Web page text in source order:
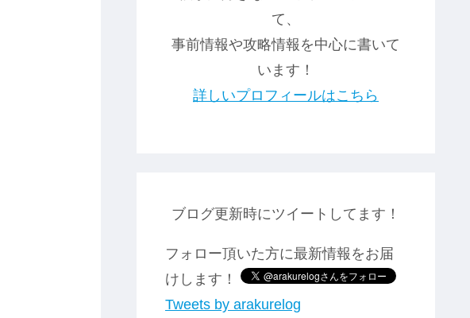
て、
事前情報や攻略情報を中心に書いて
います！
詳しいプロフィールはこちら
ブログ更新時にツイートしてます！
フォロー頂いた方に最新情報をお届
けします！
Tweets by arakurelog